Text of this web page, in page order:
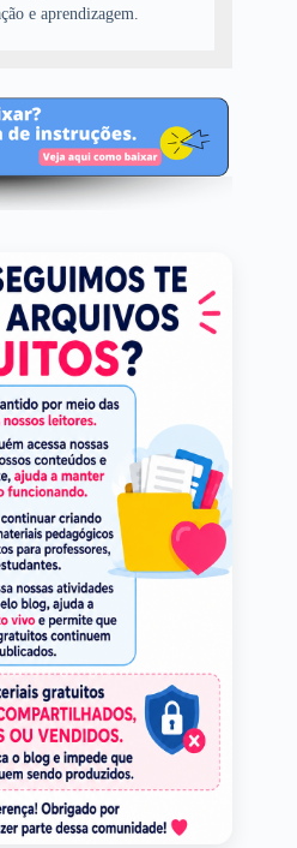
e aprendizagem.